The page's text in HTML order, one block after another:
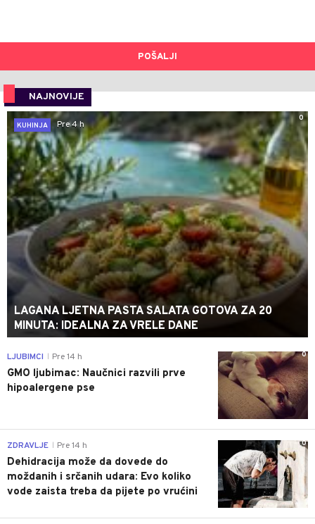
POŠALJI
NAJNOVIJE
0
KUHINJA
Pre 4 h
LAGANA LJETNA PASTA SALATA GOTOVA ZA 20
MINUTA: IDEALNA ZA VRELE DANE
0
LJUBIMCI Pre 14 h
GMO ljubimac: Naučnici razvili prve
hipoalergene pse
0
ZDRAVLJE Pre 14 h
Dehidracija može da dovede do
moždanih i srčanih udara: Evo koliko
vode zaista treba da pijete po vrućini